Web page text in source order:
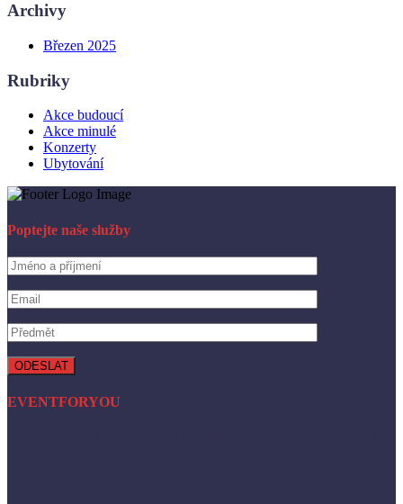
Archivy
Březen 2025
Rubriky
Akce budoucí
Akce minulé
Konzerty
Ubytování
Poptejte naše služby
EVENTFORYOU